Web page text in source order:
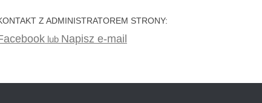
Z ADMINISTRATOREM STRONY:
lub Napisz e-mail